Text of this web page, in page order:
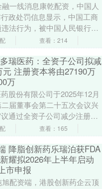
一线消息康乾配资，中国人
政处罚信息显示，中国工商
法行为，被中国人民银行警
所得434.570857万元，罚
查看：214
瑞医药：全资子公司拟减
元 注册资本将由27190万
万
股份有限公司于2025年12月
届董事会第二十五次会议兴
通过全资子公司减少注册资
司全资子公司湖北多瑞药业
查看：165
降脂创新药乐瑞泊获FDA
耀拟2026年上半年启动
市申报
旭配资端，港股创新药企云顶